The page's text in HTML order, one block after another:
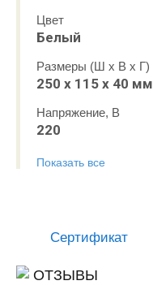
Цвет
Белый
Размеры (Ш x В x Г)
250 х 115 х 40 мм
Напряжение, В
220
Показать все
Сертификат
ОТЗЫВЫ